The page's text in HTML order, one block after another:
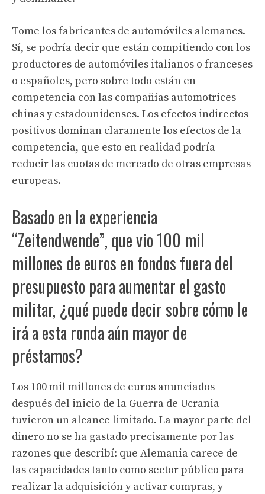
Tome los fabricantes de automóviles alemanes.
Sí, se podría decir que están compitiendo con los
productores de automóviles italianos o franceses
o españoles, pero sobre todo están en
competencia con las compañías automotrices
chinas y estadounidenses. Los efectos indirectos
positivos dominan claramente los efectos de la
competencia, que esto en realidad podría
reducir las cuotas de mercado de otras empresas
europeas.
Basado en la experiencia
“Zeitendwende”, que vio 100 mil
millones de euros en fondos fuera del
presupuesto para aumentar el gasto
militar, ¿qué puede decir sobre cómo le
irá a esta ronda aún mayor de
préstamos?
Los 100 mil millones de euros anunciados
después del inicio de la Guerra de Ucrania
tuvieron un alcance limitado. La mayor parte del
dinero no se ha gastado precisamente por las
razones que describí: que Alemania carece de
las capacidades tanto como sector público para
realizar la adquisición y activar compras, y